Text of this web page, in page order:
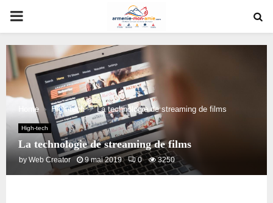
PRIMARY
MENU
Home High-tech La technologie de streaming de films
High-tech
La technologie de streaming de films
by Web Creator 9 mai 2019 0 3250